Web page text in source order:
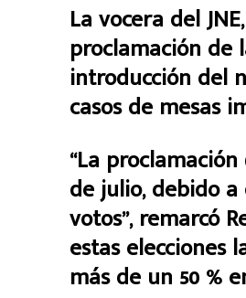
La vocera del
proclamación de
introducción del
casos de mesas
“La
de julio, debido
votos”, remarcó
estas elecciones
más de un 50 %